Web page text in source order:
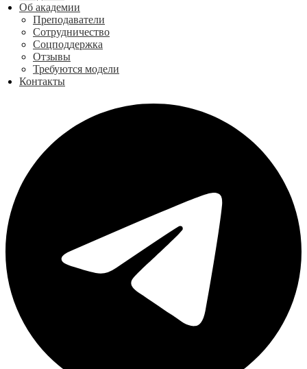
Об академии
Преподаватели
Сотрудничество
Соцподдержка
Отзывы
Требуются модели
Контакты